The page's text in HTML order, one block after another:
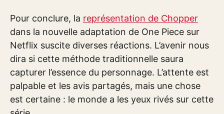
Pour conclure, la représentation de Chopper
dans la nouvelle adaptation de One Piece sur
Netflix suscite diverses réactions. L’avenir nous
dira si cette méthode traditionnelle saura
capturer l’essence du personnage. L’attente est
palpable et les avis partagés, mais une chose
est certaine : le monde a les yeux rivés sur cette